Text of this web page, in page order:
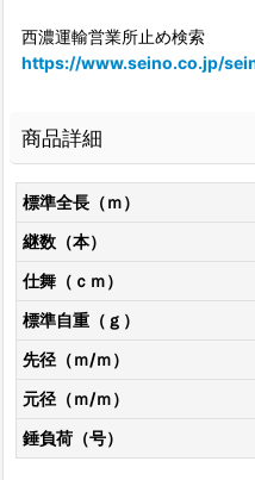
西濃運輸営業所止め検索
https://www.seino.co.jp/
商品詳細
標準全長（ｍ）
継数（本）
仕舞（ｃｍ）
標準自重（ｇ）
先径（ｍ/ｍ）
元径（ｍ/ｍ）
錘負荷（号）